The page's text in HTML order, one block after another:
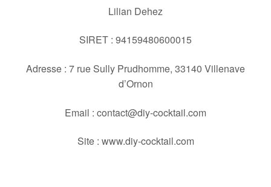
Lilian Dehez
SIRET : 94159480600015
Adresse : 7 rue Sully Prudhomme, 33140 Villenave
d’Ornon
Email : contact@diy-cocktail.com
Site : www.diy-cocktail.com